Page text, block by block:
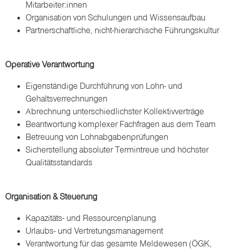
Mitarbeiter:innen
Organisation von Schulungen und Wissensaufbau
Partnerschaftliche, nicht-hierarchische Führungskultur
Operative Verantwortung
Eigenständige Durchführung von Lohn- und
Gehaltsverrechnungen
Abrechnung unterschiedlichster Kollektivverträge
Beantwortung komplexer Fachfragen aus dem Team
Betreuung von Lohnabgabenprüfungen
Sicherstellung absoluter Termintreue und höchster
Qualitätsstandards
Organisation & Steuerung
Kapazitäts- und Ressourcenplanung
Urlaubs- und Vertretungsmanagement
Verantwortung für das gesamte Meldewesen (ÖGK,